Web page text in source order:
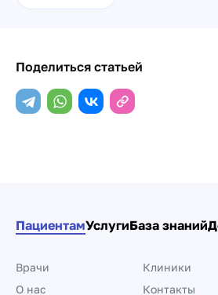
Поделиться статьей
ПациентамУслугиБаза знаний
Врачи
Клиники
О нас
Контакты